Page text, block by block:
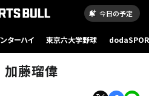
今日の予定
ターハイ 東京六大学野球
加藤瑠偉